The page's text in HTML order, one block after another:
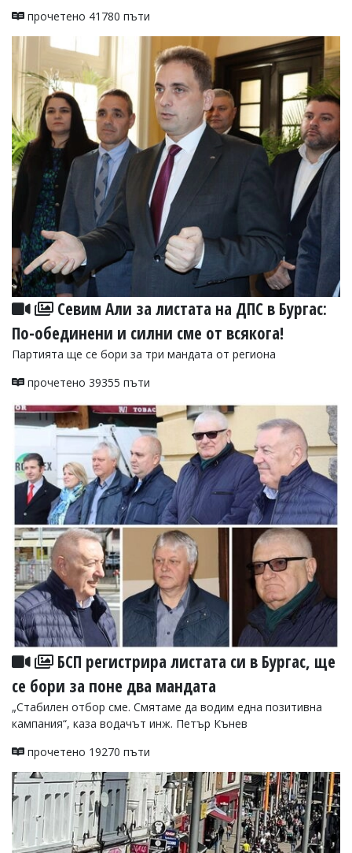
прочетено 41780 пъти
Севим Али за листата на ДПС в Бургас:
По-обединени и силни сме от всякога!
Партията ще се бори за три мандата от региона
прочетено 39355 пъти
БСП регистрира листата си в Бургас, ще
се бори за поне два мандата
„Стабилен отбор сме. Смятаме да водим една позитивна
кампания“, каза водачът инж. Петър Кънев
прочетено 19270 пъти